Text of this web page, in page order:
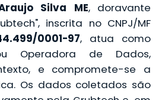
Silva ME, doravante
inscrita no CNPJ/MF
0001-97, atua como
Operadora de Dados,
e compromete-se a
Os dados coletados são